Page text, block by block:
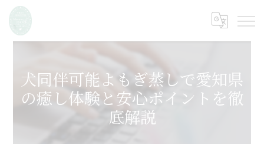
犬同伴可能よもぎ蒸しで愛知県
の癒し体験と安心ポイントを徹
底解説